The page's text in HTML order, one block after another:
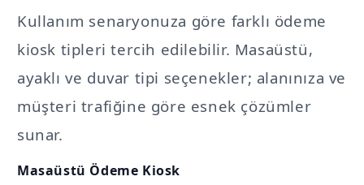
Kullanım senaryonuza göre farklı ödeme
kiosk tipleri tercih edilebilir. Masaüstü,
ayaklı ve duvar tipi seçenekler; alanınıza ve
müşteri trafiğine göre esnek çözümler
sunar.
Masaüstü Ödeme Kiosk